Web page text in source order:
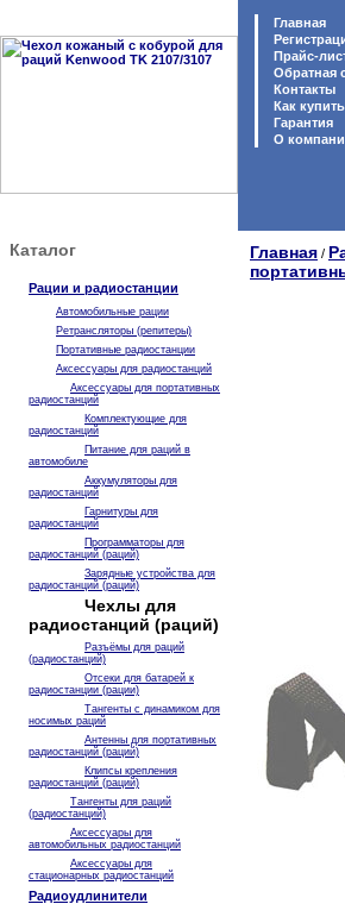
Главная
Прайс-
Обратная
Контакты
Как
Гарантия
O
Каталог
Рации и радиостанции
Автомобильные рации
Ретрансляторы (репитеры)
Портативные радиостанции
Аксессуары для радиостанций
Аксессуары для портативных
радиостанций
Комплектующие для
радиостанций
Питание для раций в
автомобиле
Аккумуляторы для
радиостанций
Гарнитуры для
радиостанций
Программаторы для
радиостанций (раций)
Зарядные устройства для
радиостанций (раций)
Чехлы для
радиостанций (раций)
Разъёмы для раций
(радиостанций)
Отсеки для батарей к
радиостанции (рации)
Тангенты с динамиком для
носимых раций
Антенны для портативных
радиостанций (раций)
Клипсы крепления
радиостанций (раций)
Тангенты для раций
(радиостанций)
Аксессуары для
автомобильных радиостанций
Аксессуары для
стационарных радиостанций
Радиоудлинители
Главная /